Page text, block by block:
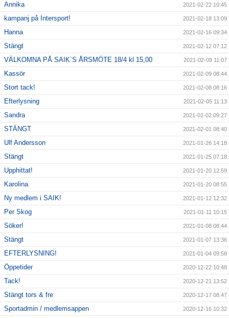
Annika 2021-02-22 10:45
kampanj på Intersport! 2021-02-18 13:09
Hanna 2021-02-16 09:34
Stängt 2021-02-12 07:12
VÄLKOMNA PÅ SAIK`S ÅRSMÖTE 18/4 kl 15,00 2021-02-09 11:07
Kassör 2021-02-09 08:44
Stort tack! 2021-02-08 08:16
Efterlysning 2021-02-05 11:13
Sandra 2021-02-02 09:27
STÄNGT 2021-02-01 08:40
Ulf Andersson 2021-01-26 14:18
Stängt 2021-01-25 07:18
Upphittat! 2021-01-20 12:59
Karolina 2021-01-20 08:55
Ny medlem i SAIK! 2021-01-12 12:32
Per Skog 2021-01-11 10:15
Söker! 2021-01-08 08:44
Stängt 2021-01-07 13:36
EFTERLYSNING! 2021-01-04 09:58
Öppetider 2020-12-22 10:48
Tack! 2020-12-21 13:52
Stängt tors & fre 2020-12-17 08:47
Sportadmin / medlemsappen 2020-12-16 10:32